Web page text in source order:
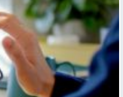
digitālās identitātes Smart-ID